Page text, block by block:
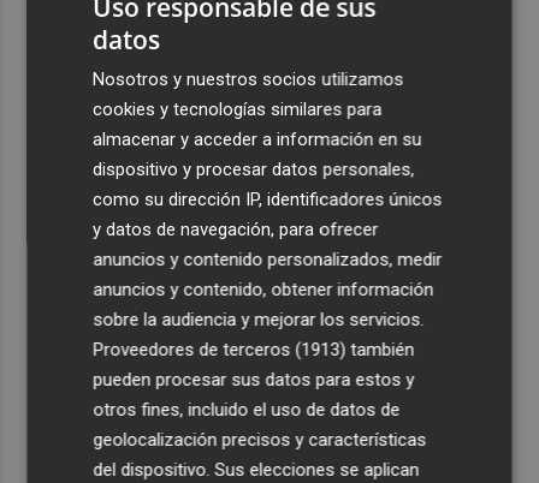
La Confederación del Ebro alerta de riesgo de crecidas
en cauces de Castellón
La Generalitat lanzará nuevas ayudas para reparar
ascensores dañados por la dana en todos los edificios
afectados
Álvaro Giménez, el último en llegar: "Cuando te llama el
Real Murcia poco tienes que pensar"
Uso responsable de sus
datos
Nosotros y nuestros socios utilizamos
cookies y tecnologías similares para
almacenar y acceder a información en su
dispositivo y procesar datos personales,
como su dirección IP, identificadores únicos
y datos de navegación, para ofrecer
anuncios y contenido personalizados, medir
anuncios y contenido, obtener información
sobre la audiencia y mejorar los servicios.
Proveedores de terceros (1913) también
pueden procesar sus datos para estos y
otros fines, incluido el uso de datos de
geolocalización precisos y características
del dispositivo. Sus elecciones se aplican